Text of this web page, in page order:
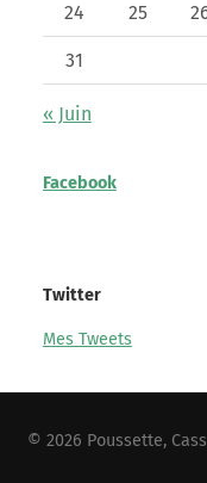
24 25
31
« Juin
Facebook
Twitter
Mes Tweets
© 2026 Poussette,